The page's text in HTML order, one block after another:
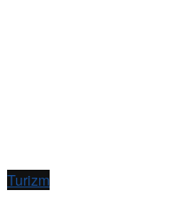
Turizm